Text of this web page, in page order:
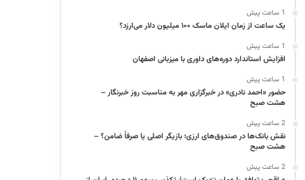
1 ساعت پیش
یک ساعت از زمان ایلان ماسک ۱۰۰ میلیون دلار می‌ارزد؟
1 ساعت پیش
افزایش استاندارد دوره‌های داوری با میزبانی اصفهان
1 ساعت پیش
حضور «احمد نادری» در خبرگزاری مهر به مناسبت روز خبرنگار –
هشت صبح
2 ساعت پیش
نقش بانک‌ها در صندوق‌های ارزی؛ بازیگر اصلی یا صرفاً ضامن؟ –
هشت صبح
2 ساعت پیش